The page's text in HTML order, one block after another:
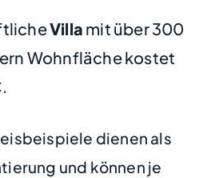
Villa mit über 300
Wohnfläche kostet
dienen als
und können je